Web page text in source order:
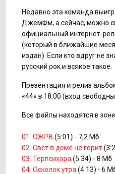
Недавно эта команда
ДжемФм, а сейчас, можно
официальный интернет-
(который в ближайшие
издан). Если кто вдруг не
русский рок и всякое такое.
Презентация и релиз
«44» в 18:00 (вход
Все файлы находятся в зоне
01. ОЖРВ (5:01) - 7,2 Мб
02. Свет в доме не горит
03. Терпсихора (5:34) - 8 Мб
04. Осколок утра (4:13) - 6